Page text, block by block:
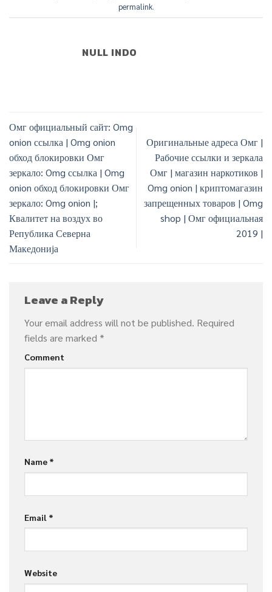
permalink.
NULL INDO
Омг официальный сайт: Omg
onion ссылка | Omg onion
обход блокировки Омг
зеркало: Omg ссылка | Omg
onion обход блокировки Омг
зеркало: Omg onion |;
Квалитет на воздух во
Република Северна
Македонија
Оригинальные адреса Омг |
Рабочие ссылки и зеркала
Омг | магазин наркотиков |
Omg onion | криптомагазин
запрещенных товаров | Omg
shop | Омг официальная
2019 |
Leave a Reply
Your email address will not be published. Required
fields are marked *
Comment
Name *
Email *
Website